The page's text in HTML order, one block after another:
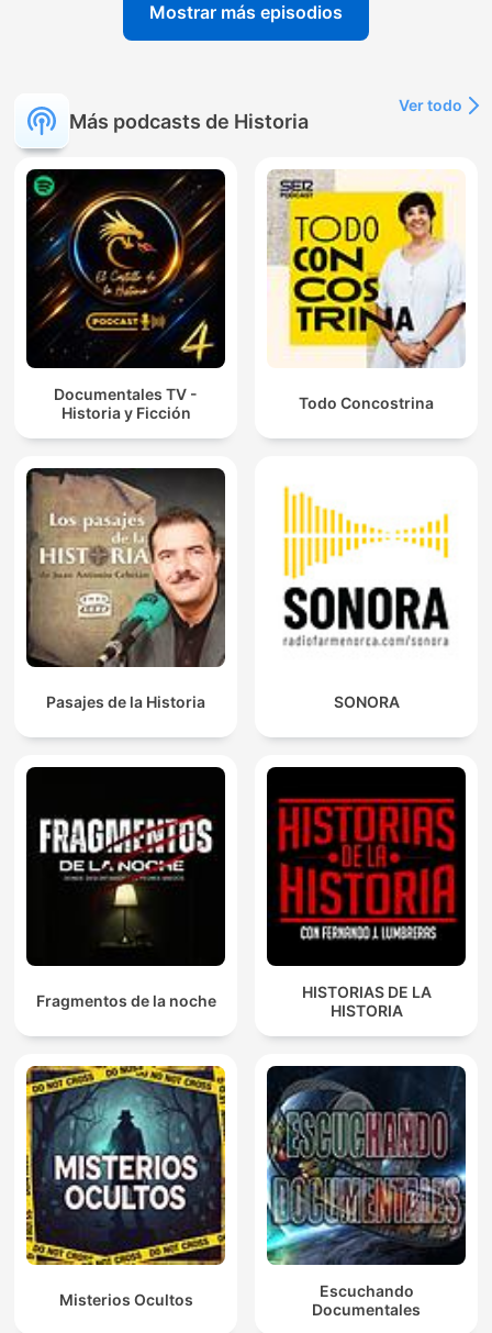
Mostrar más episodios
Más podcasts de Historia
Ver todo
Documentales TV -
Historia y Ficción
Todo Concostrina
Pasajes de la Historia SONORA
Fragmentos de la noche
HISTORIAS DE LA
HISTORIA
Misterios Ocultos
Escuchando
Documentales